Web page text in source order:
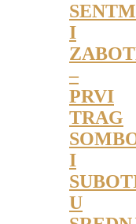
I
–
PRVI
TRAG
I
U